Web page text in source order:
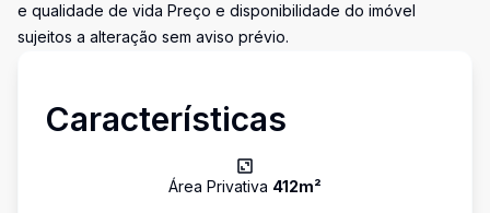
e qualidade de vida Preço e disponibilidade do imóvel
sujeitos a alteração sem aviso prévio.
Características
Área Privativa 412m²